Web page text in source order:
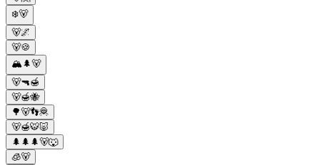
❄️🐻
🐻🌌
🐻🍪
🏔️🌲🐻
🐻🔫🍯
🐻🍯🐝
🌳🐻👣🦧
🐻🍯🐯🐷
🌲🌲🌲🐻🐺
🧊🐻